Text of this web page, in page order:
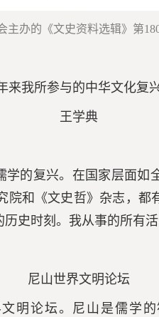
办的《文史资料选辑》第
来我所参与的中华文化复
王学典
的复兴。在国家层面
和《文史哲》杂志，
史时刻。我从事的所有
尼山世界文明论坛
明论坛。尼山是儒学